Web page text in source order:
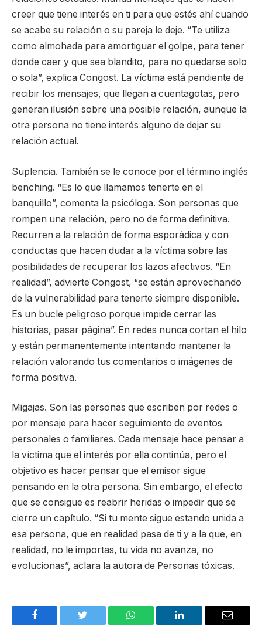
creer que tiene interés en ti para que estés ahí cuando
se acabe su relación o su pareja le deje. “Te utiliza
como almohada para amortiguar el golpe, para tener
donde caer y que sea blandito, para no quedarse solo
o sola”, explica Congost. La víctima está pendiente de
recibir los mensajes, que llegan a cuentagotas, pero
generan ilusión sobre una posible relación, aunque la
otra persona no tiene interés alguno de dejar su
relación actual.
Suplencia. También se le conoce por el término inglés
benching. “Es lo que llamamos tenerte en el
banquillo”, comenta la psicóloga. Son personas que
rompen una relación, pero no de forma definitiva.
Recurren a la relación de forma esporádica y con
conductas que hacen dudar a la víctima sobre las
posibilidades de recuperar los lazos afectivos. “En
realidad”, advierte Congost, “se están aprovechando
de la vulnerabilidad para tenerte siempre disponible.
Es un bucle peligroso porque impide cerrar las
historias, pasar página”. En redes nunca cortan el hilo
y están permanentemente intentando mantener la
relación valorando tus comentarios o imágenes de
forma positiva.
Migajas. Son las personas que escriben por redes o
por mensaje para hacer seguimiento de eventos
personales o familiares. Cada mensaje hace pensar a
la víctima que el interés por ella continúa, pero el
objetivo es hacer pensar que el emisor sigue
pensando en la otra persona. Sin embargo, el efecto
que se consigue es reabrir heridas o impedir que se
cierre un capítulo. “Si tu mente sigue estando unida a
esa persona, que en realidad pasa de ti y a la que, en
realidad, no le importas, tu vida no avanza, no
evolucionas”, aclara la autora de Personas tóxicas.
Facebook Twitter WhatsApp LinkedIn Email